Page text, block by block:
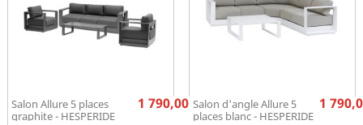
Salon Allure 5 places
graphite - HESPERIDE
Prix
1 790,00 €Salon d'angle Allure 5
places blanc - HESPERIDE
1